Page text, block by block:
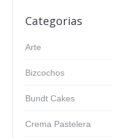
Categorias
Arte
Bizcochos
Bundt Cakes
Crema Pastelera